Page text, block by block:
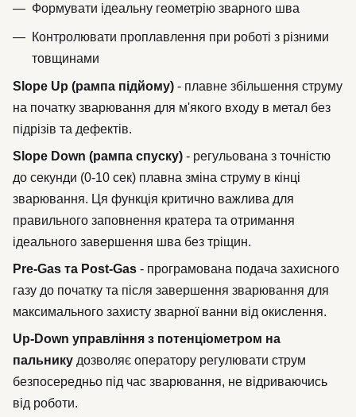
Формувати ідеальну геометрію зварного шва
Контролювати проплавлення при роботі з різними
товщинами
Slope Up (рампа підйому) - плавне збільшення струму
на початку зварювання для м'якого входу в метал без
підрізів та дефектів.
Slope Down (рампа спуску) - регульована з точністю
до секунди (0-10 сек) плавна зміна струму в кінці
зварювання. Ця функція критично важлива для
правильного заповнення кратера та отримання
ідеального завершення шва без тріщин.
Pre-Gas та Post-Gas - програмована подача захисного
газу до початку та після завершення зварювання для
максимального захисту зварної ванни від окислення.
Up-Down управління з потенціометром на
пальнику дозволяє оператору регулювати струм
безпосередньо під час зварювання, не відриваючись
від роботи.